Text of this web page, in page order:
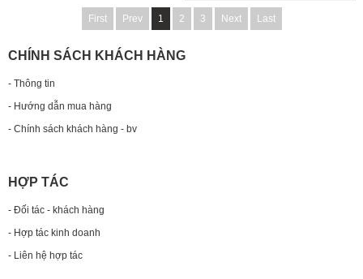
First Prev 1 2 3 Next Last
CHÍNH SÁCH KHÁCH HÀNG
- Thông tin
- Hướng dẫn mua hàng
- Chính sách khách hàng - bv
HỢP TÁC
- Đối tác - khách hàng
- Hợp tác kinh doanh
- Liên hệ hợp tác